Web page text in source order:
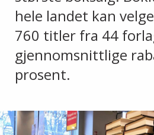
hele landet kan
760 titler fra 44
gjennomsnittlige
prosent.